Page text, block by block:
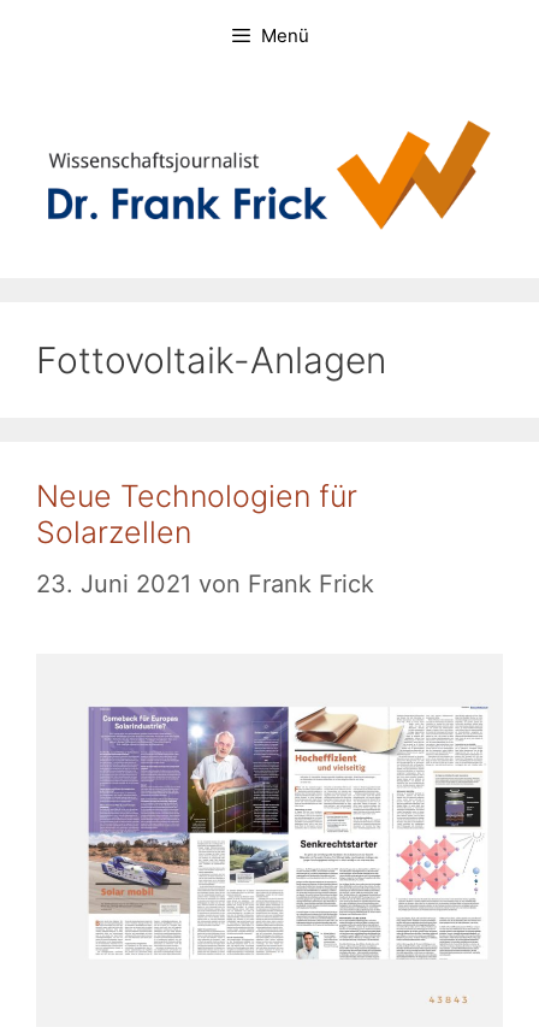
Menü
Fottovoltaik-Anlagen
Neue Technologien für
Solarzellen
23. Juni 2021 von Frank Frick